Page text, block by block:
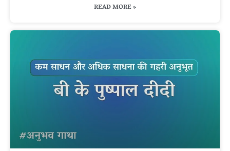
READ MORE »